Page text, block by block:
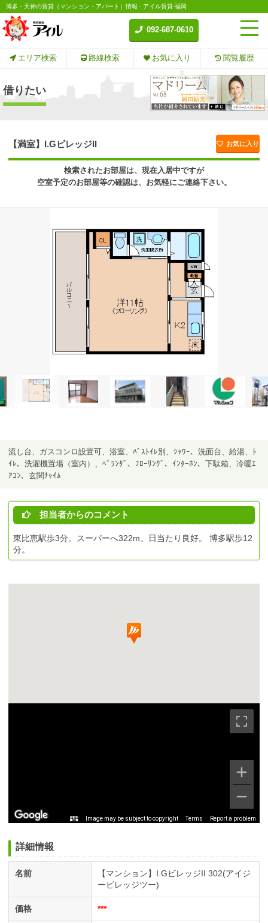
博多・天神の賃貸（マンション・アパート）情報 - アイル賃貸-福岡
092-687-0610
エリア検索 路線検索 お気に入り 閲覧履歴
借りたい
【満室】I.GビレッジII お気に入り
検索されたお部屋は、現在入居中ですが
空室予定のお部屋等の確認は、お気軽にご連絡下さい。
流し台、ガスコンロ設置可、浴室、ﾊﾞｽﾄｲﾚ別、ｼｬﾜｰ、洗面台、給湯、ﾄ
ｲﾚ、洗濯機置場（室内）、ﾍﾞﾗﾝﾀﾞ、ﾌﾛｰﾘﾝｸﾞ、ｲﾝﾀｰﾎﾝ、下駄箱、冷暖ｴ
ｱｺﾝ、玄関ﾁｬｲﾑ
担当者からのコメント
東比恵駅歩3分。スーパーへ322m。日当たり良好。 博多駅歩12
分。
Image may be subject to copyright Terms Report a problem
詳細情報
名前
【マンション】I.GビレッジII 302(アイジ
ービレッジツー)
価格 ***